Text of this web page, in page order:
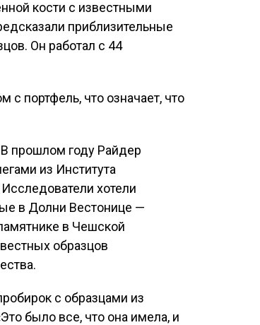
кости с известными
приблизительные
Он работал с 44
с портфель, что означает, что
прошлом году Райдер
из Института
хотели
в Долни Вестонице —
в Чешской
образцов
с образцами из
было все, что она имела, и